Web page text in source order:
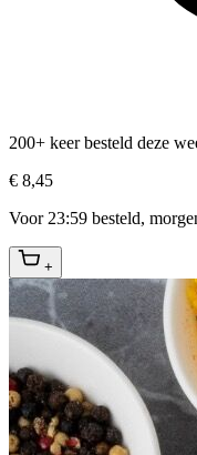
200+ keer besteld deze
€ 8,45
Voor 23:59 besteld,
+